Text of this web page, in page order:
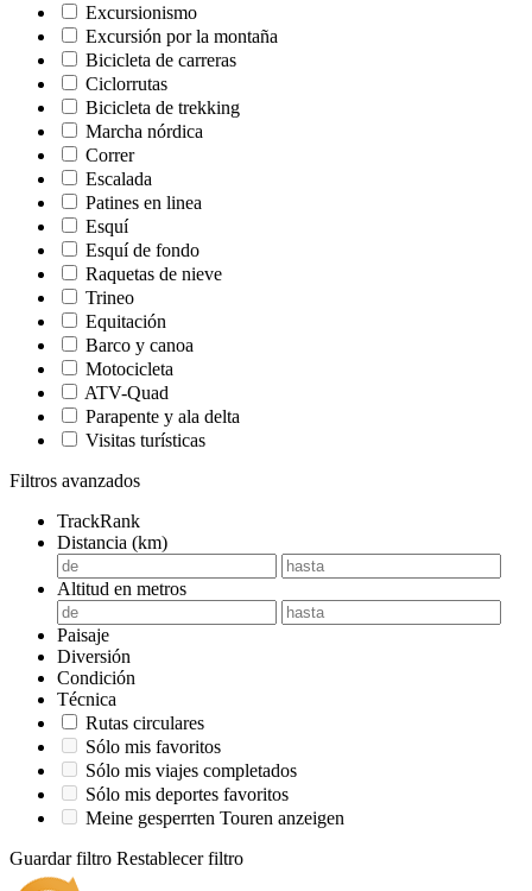
Excursionismo
Excursión por la montaña
Bicicleta de carreras
Ciclorrutas
Bicicleta de trekking
Marcha nórdica
Correr
Escalada
Patines en linea
Esquí
Esquí de fondo
Raquetas de nieve
Trineo
Equitación
Barco y canoa
Motocicleta
ATV-Quad
Parapente y ala delta
Visitas turísticas
Filtros avanzados
TrackRank
Distancia (km)
Altitud en metros
Paisaje
Diversión
Condición
Técnica
Rutas circulares
Sólo mis favoritos
Sólo mis viajes completados
Sólo mis deportes favoritos
Meine gesperrten Touren anzeigen
Guardar filtro Restablecer filtro